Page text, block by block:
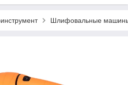
Шлифовальные